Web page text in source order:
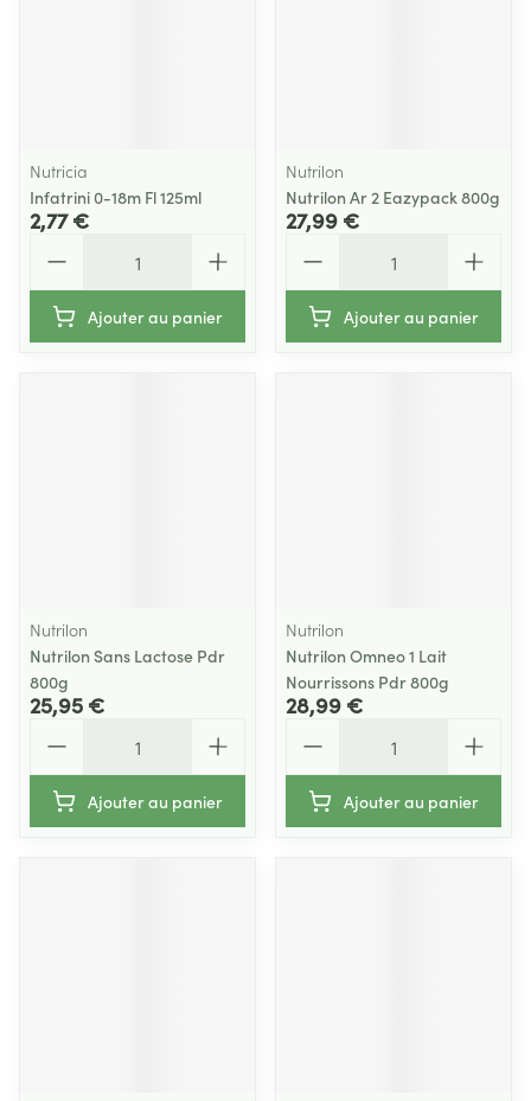
Nutricia
Infatrini 0-18m Fl 125ml
2,77 €
Ajouter au panier
Nutrilon
Nutrilon Ar 2 Eazypack 800g
27,99 €
Ajouter au panier
Nutrilon
Nutrilon Sans Lactose Pdr
800g
25,95 €
Ajouter au panier
Nutrilon
Nutrilon Omneo 1 Lait
Nourrissons Pdr 800g
28,99 €
Ajouter au panier